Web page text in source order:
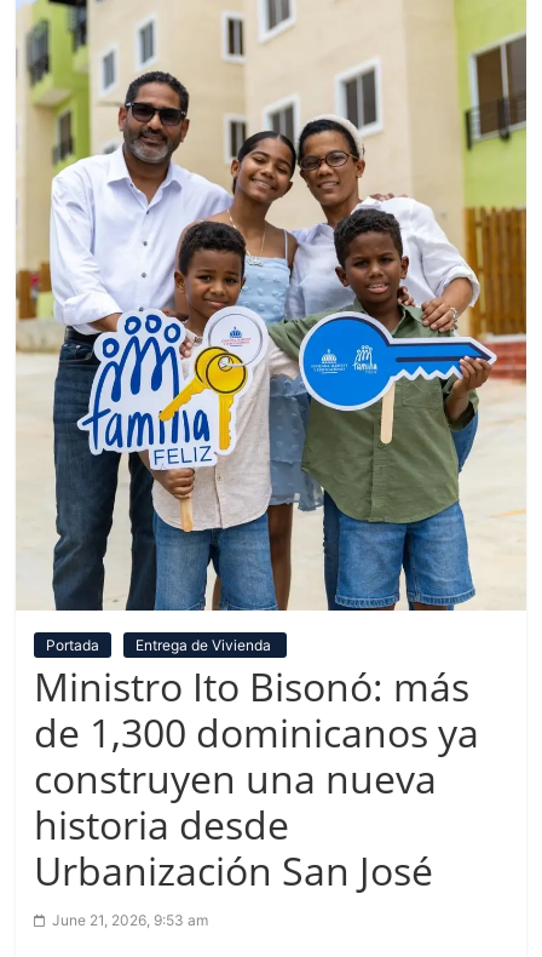
Portada Entrega de Vivienda
Ministro Ito Bisonó: más
de 1,300 dominicanos ya
construyen una nueva
historia desde
Urbanización San José
June 21, 2026, 9:53 am